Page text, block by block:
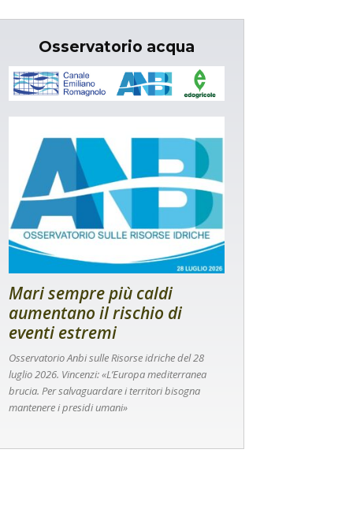
Osservatorio acqua
Mari sempre più caldi
aumentano il rischio di
eventi estremi
Osservatorio Anbi sulle Risorse idriche del 28
luglio 2026. Vincenzi: «L’Europa mediterranea
brucia. Per salvaguardare i territori bisogna
mantenere i presidi umani»